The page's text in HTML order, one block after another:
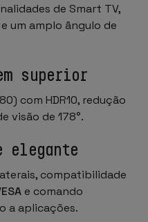
de Smart TV,
e um amplo ângulo de
superior
com HDR10, redução
visão de 178°.
elegante
compatibilidade
e comando
a aplicações.